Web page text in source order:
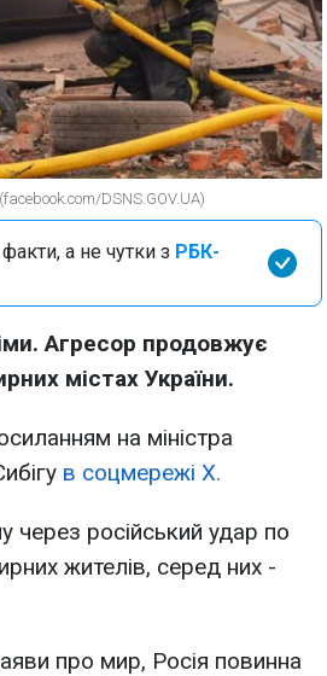
DSNS.GOV.UA)
а не чутки з РБК-
Агресор продовжує
містах України.
на міністра
в соцмережі X.
через російський удар по
жителів, серед них -
про мир, Росія повинна